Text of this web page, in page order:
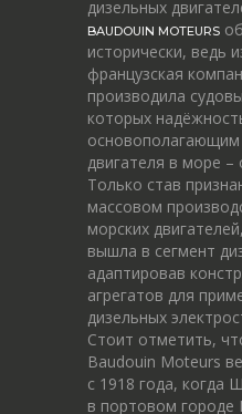
дизельных
BAUDOUIN MOTEURS
исторически, ведь
французская
производила
которых
основополагающим
двигателя в море
Только став
массовом
морских
вышла в сегмент
адаптировав
агрегатов для
дизельных
Стоит отметить,
Baudouin Moteurs
c 1918 года, когда
в портовом городе